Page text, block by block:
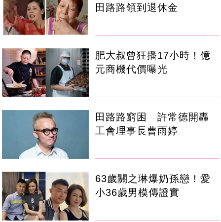
田路路領到退休金
肥大叔曾狂播17小時！億
元商機代價曝光
田路路窮困 許常德開轟
工會理事長曹雨婷
63歲關之琳爆奶孫戀！愛
小36歲男模傳證實